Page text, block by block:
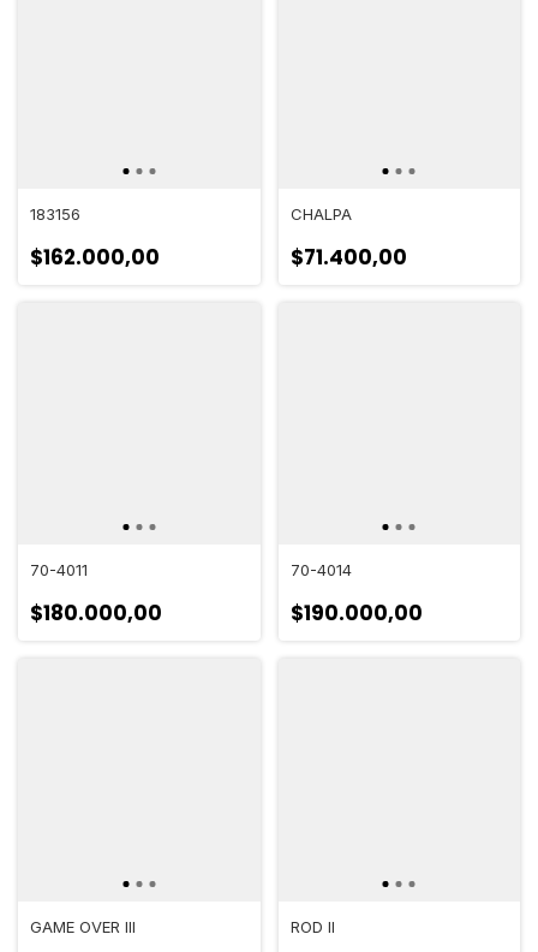
183156
$162.000,00
CHALPA
$71.400,00
70-4011
$180.000,00
70-4014
$190.000,00
GAME OVER III ROD II